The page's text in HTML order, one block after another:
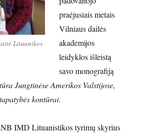
Lituanikos
praėjusiais metais
Vilniaus dailės
akademijos
leidyklos išleistą
savo monografiją
Jungtinėse Amerikos Valstijose,
kontūrai.
IMD Lituanistikos tyrimų skyrius